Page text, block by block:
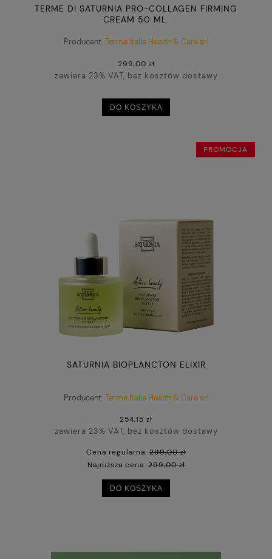
TERME DI SATURNIA PRO-COLLAGEN FIRMING
CREAM 50 ML.
Producent: Terme Italia Health & Care srl
299,00 zł
zawiera 23% VAT, bez kosztów dostawy
DO KOSZYKA
SATURNIA BIOPLANCTON ELIXIR
Producent: Terme Italia Health & Care srl
254,15 zł
zawiera 23% VAT, bez kosztów dostawy
Cena regularna:299,00 zł
Najniższa cena:299,00 zł
DO KOSZYKA
PROMOCJA